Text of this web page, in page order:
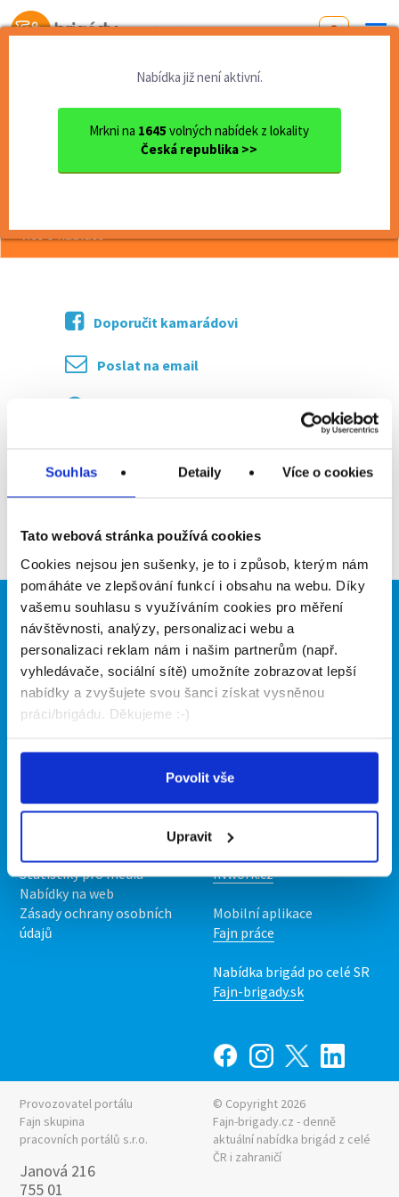
Souhlas Detaily Více o cookies
Tato webová stránka používá cookies
Cookies nejsou jen sušenky, je to i způsob, kterým nám
pomáháte ve zlepšování funkcí i obsahu na webu. Díky
vašemu souhlasu s využíváním cookies pro měření
návštěvnosti, analýzy, personalizaci webu a
personalizaci reklam nám i našim partnerům (např.
vyhledávače, sociální sítě) umožníte zobrazovat lepší
nabídky a zvyšujete svou šanci získat vysněnou
práci/brigádu. Děkujeme :-)
Povolit vše
Upravit
Od první brigády
Nabídka již není aktivní.
Mrkni na 1645 volných nabídek z lokality
Česká republika >>
Jihomoravský kraj
okres Hodonín
Roznos letáků – Kyjov
Roznos letáků – Kyjov
více o nabídce >>
Doporučit kamarádovi
Poslat na email
Brigádníci
Články
Hledané brigády
Firmy
Vložit inzerát
Ceník
Propagace
O portálu
O nás
Statistiky pro média
Nabídky na web
Zásady ochrany osobních
údajů
Naše další projekty
Fajn brigády
INwork.cz
Mobilní aplikace
Fajn práce
Nabídka brigád po celé SR
Fajn-brigady.sk
Provozovatel portálu
Fajn skupina
pracovních portálů s.r.o.
Janová 216
755 01
© Copyright 2026
Fajn-brigady.cz - denně
aktuální nabídka brigád z celé
ČR i zahraničí